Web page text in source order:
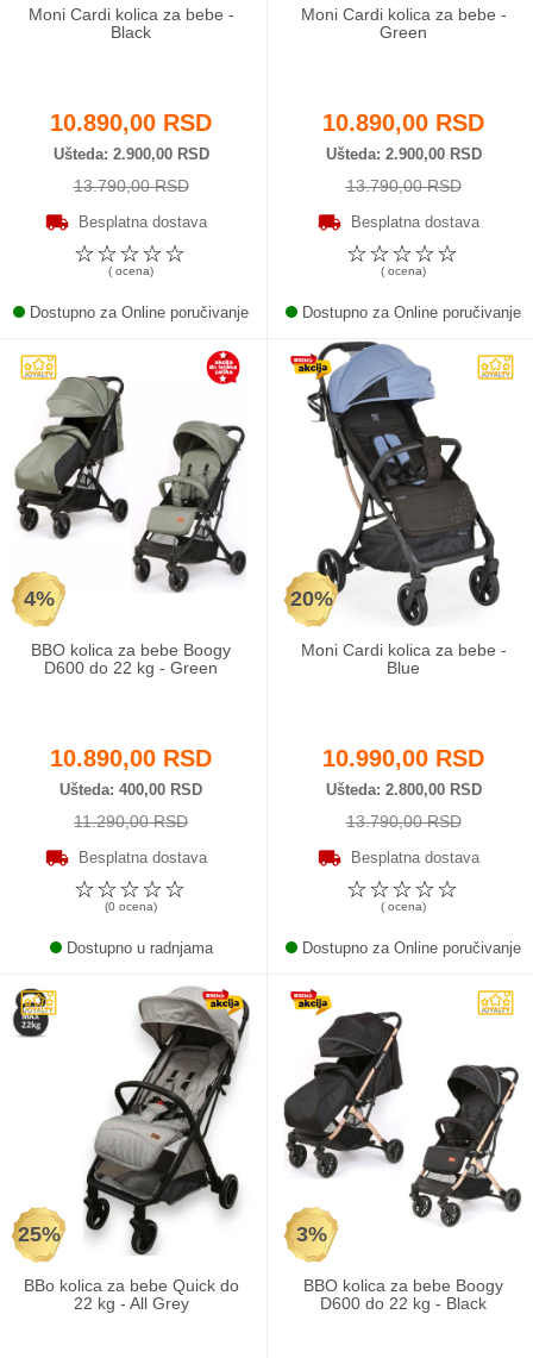
Moni Cardi kolica za bebe -
Black
10.890,00 RSD
Ušteda 2.900,00 RSD
13.790,00 RSD
Besplatna dostava
☆
☆
☆
☆
☆
( ocena)
Dostupno za Online poručivanje
Moni Cardi kolica za bebe -
Green
10.890,00 RSD
Ušteda 2.900,00 RSD
13.790,00 RSD
Besplatna dostava
☆
☆
☆
☆
☆
( ocena)
Dostupno za Online poručivanje
4%
BBO kolica za bebe Boogy
D600 do 22 kg - Green
10.890,00 RSD
Ušteda 400,00 RSD
11.290,00 RSD
Besplatna dostava
☆
☆
☆
☆
☆
(0 ocena)
Dostupno u radnjama
20%
Moni Cardi kolica za bebe -
Blue
10.990,00 RSD
Ušteda 2.800,00 RSD
13.790,00 RSD
Besplatna dostava
☆
☆
☆
☆
☆
( ocena)
Dostupno za Online poručivanje
25%
BBo kolica za bebe Quick do
22 kg - All Grey
3%
BBO kolica za bebe Boogy
D600 do 22 kg - Black